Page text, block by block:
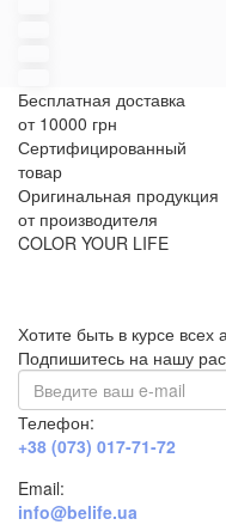
Бесплатная доставка
от 10000 грн
Сертифицированный
товар
Оригинальная продукция
от производителя
COLOR YOUR LIFE
Хотите быть в курсе всех
Подпишитесь на нашу
Телефон:
+38 (073) 017-71-72
Email:
info@belife.ua